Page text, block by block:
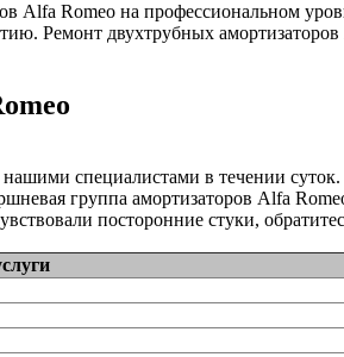
Romeo на профессиональном
Ремонт двухтрубных
специалистами в течении
группа амортизаторов Alfa
посторонние стуки,